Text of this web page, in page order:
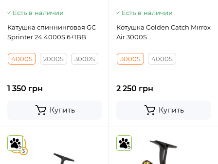
Есть в наличии
Катушка спиннинговая GC
Sprinter 24 4000S 6+1BB
4000S 2000S 3000S
1 350 грн
Купить
Есть в наличии
Котушка Golden Catch Mirrox
Air 3000S
3000S 4000S
2 250 грн
Купить
5
3
5 5